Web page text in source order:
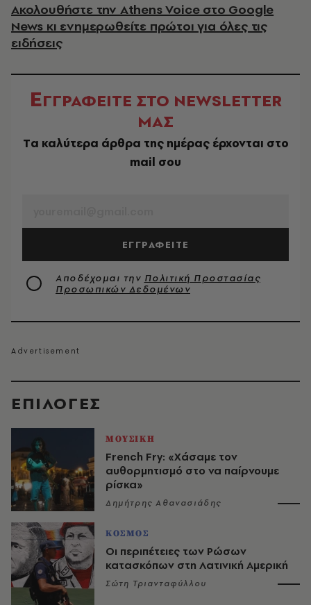
EΠΙΛΟΓΈΣ
ΜΟΥΣΙΚΗ
French Fry: «Χάσαμε τον
αυθορμητισμό στο να παίρνουμε
ρίσκα»
Δημήτρης Αθανασιάδης
ΚΟΣΜΟΣ
Οι περιπέτειες των Ρώσων
κατασκόπων στη Λατινική Αμερική
Σώτη Τριανταφύλλου
Ακολουθήστε την Athens Voice στο Google
News κι ενημερωθείτε πρώτοι για όλες τις
ειδήσεις
ΕΓΓΡΑΦΕΙΤΕ ΣΤΟ NEWSLETTER
ΜΑΣ
Tα καλύτερα άρθρα της ημέρας έρχονται στο
mail σου
ΕΓΓΡΑΦΕΙΤΕ
Αποδέχομαι την Πολιτική Προστασίας
Προσωπικών Δεδομένων